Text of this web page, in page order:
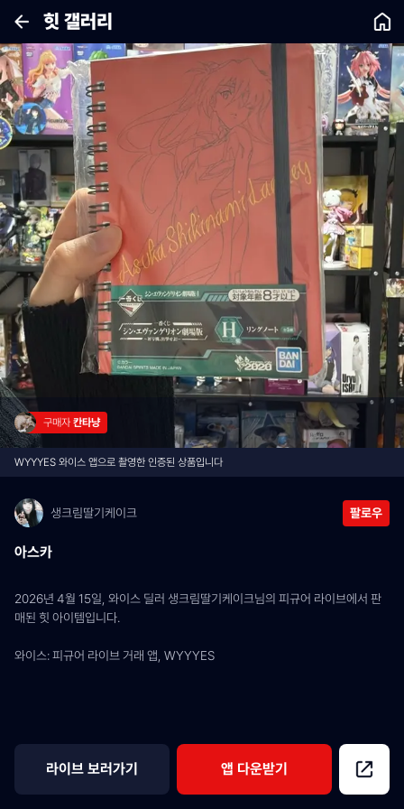
힛 갤러리
구매자 칸타냥
WYYYES 와이스 앱으로 촬영한 인증된 상품입니다
생크림딸기케이크 팔로우
아스카
2026년 4월 15일, 와이스 딜러 생크림딸기케이크님의 피규어 라이브에서 판
매된 힛 아이템입니다.
와이스: 피규어 라이브 거래 앱, WYYYES
라이브 보러가기 앱 다운받기